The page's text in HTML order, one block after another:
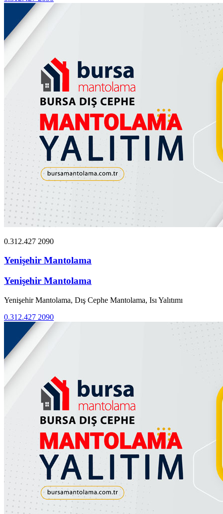
0.312.427 2090
Yenişehir Mantolama
Yenişehir Mantolama
Yenişehir Mantolama, Dış Cephe Mantolama, Isı Yalıtımı
0.312.427 2090